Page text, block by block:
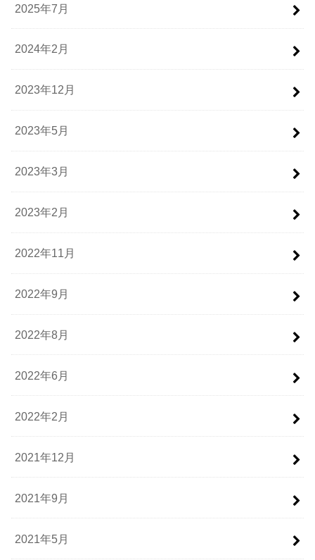
2025年7月
2024年2月
2023年12月
2023年5月
2023年3月
2023年2月
2022年11月
2022年9月
2022年8月
2022年6月
2022年2月
2021年12月
2021年9月
2021年5月